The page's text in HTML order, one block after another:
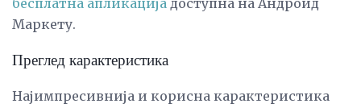
Маркету.
Преглед карактеристика
Најимпресивнија и корисна карактеристика